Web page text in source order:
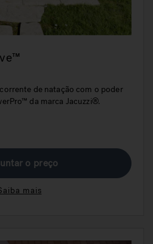
de natação com o poder
da marca Jacuzzi®.
o preço
mais